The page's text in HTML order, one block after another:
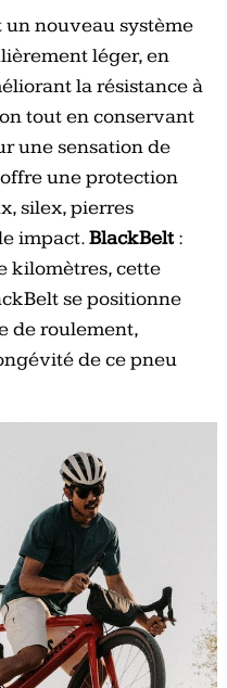
un nouveau système
léger, en
la résistance à
tout en conservant
une sensation de
une protection
silex, pierres
impact.BlackBelt:
kilomètres, cette
se positionne
de roulement,
de ce pneu